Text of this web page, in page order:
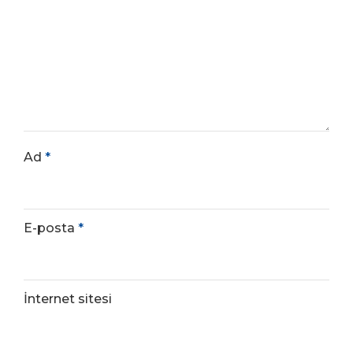
Ad *
E-posta *
İnternet sitesi